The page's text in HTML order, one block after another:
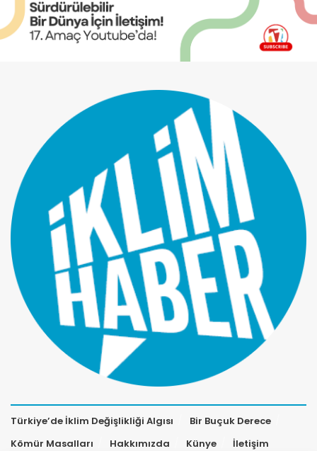
Türkiye’de İklim Değişlikliği Algısı
Bir Buçuk Derece
Kömür Masalları
Hakkımızda Künye İletişim